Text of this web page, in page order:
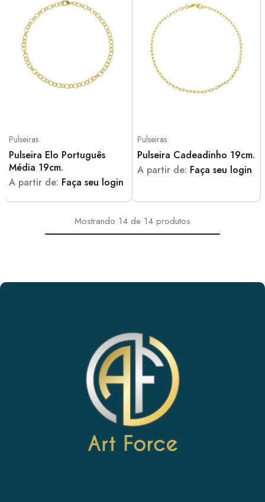
Pulseiras
Pulseira Elo Português
Média 19cm.
A partir de: Faça seu login
Pulseiras
Pulseira Cadeadinho 19cm.
A partir de: Faça seu login
Mostrando 14 de 14 produtos